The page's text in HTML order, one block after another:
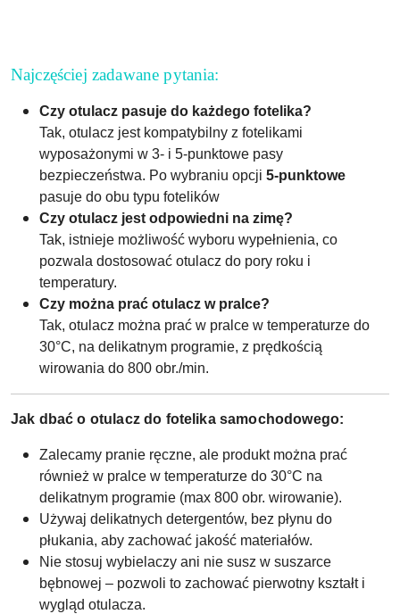
Najczęściej zadawane pytania:
Czy otulacz pasuje do każdego fotelika?
Tak, otulacz jest kompatybilny z fotelikami
wyposażonymi w 3- i 5-punktowe pasy
bezpieczeństwa. Po wybraniu opcji 5-punktowe
pasuje do obu typu fotelików
Czy otulacz jest odpowiedni na zimę?
Tak, istnieje możliwość wyboru wypełnienia, co
pozwala dostosować otulacz do pory roku i
temperatury.
Czy można prać otulacz w pralce?
Tak, otulacz można prać w pralce w temperaturze do
30°C, na delikatnym programie, z prędkością
wirowania do 800 obr./min.
Jak dbać o otulacz do fotelika samochodowego:
Zalecamy pranie ręczne, ale produkt można prać
również w pralce w temperaturze do 30°C na
delikatnym programie (max 800 obr. wirowanie).
Używaj delikatnych detergentów, bez płynu do
płukania, aby zachować jakość materiałów.
Nie stosuj wybielaczy ani nie susz w suszarce
bębnowej – pozwoli to zachować pierwotny kształt i
wygląd otulacza.